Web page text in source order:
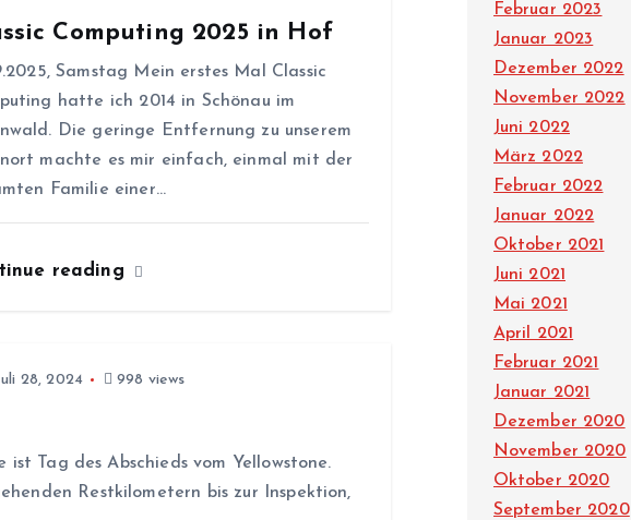
Computing 2025 in Hof
Samstag Mein erstes Mal Classic
hatte ich 2014 in Schönau im
Die geringe Entfernung zu unserem
machte es mir einfach, einmal mit der
Familie einer…
reading
28, 2024 998 views
Tag des Abschieds vom Yellowstone.
Restkilometern bis zur Inspektion,
Februar 2023
Januar 2023
Dezember 2022
November 2022
Juni 2022
März 2022
Februar 2022
Januar 2022
Oktober 2021
Juni 2021
Mai 2021
April 2021
Februar 2021
Januar 2021
Dezember 2020
November 2020
Oktober 2020
September 2020